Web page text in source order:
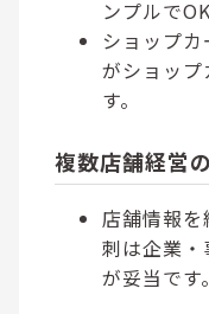
ンプルでOK
ショップ
がショッ
す。
複数店舗経営
店舗情報
刺は企業
が妥当です。